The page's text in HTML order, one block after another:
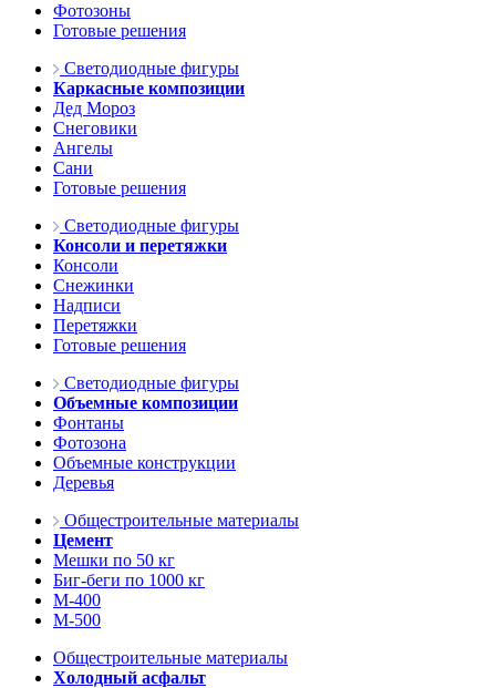
Фотозоны
Готовые решения
Светодиодные фигуры
Каркасные композиции
Дед Мороз
Снеговики
Ангелы
Сани
Готовые решения
Светодиодные фигуры
Консоли и перетяжки
Консоли
Снежинки
Надписи
Перетяжки
Готовые решения
Светодиодные фигуры
Объемные композиции
Фонтаны
Фотозона
Объемные конструкции
Деревья
Общестроительные материалы
Цемент
Мешки по 50 кг
Биг-беги по 1000 кг
М-400
М-500
Общестроительные материалы
Холодный асфальт